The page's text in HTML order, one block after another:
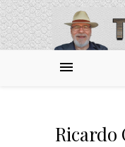
Ricardo